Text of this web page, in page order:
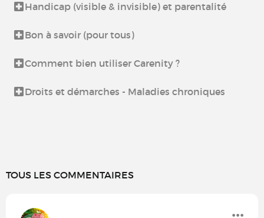
Handicap (visible & invisible) et parentalité
Bon à savoir (pour tous)
Comment bien utiliser Carenity ?
Droits et démarches - Maladies chroniques
TOUS LES COMMENTAIRES